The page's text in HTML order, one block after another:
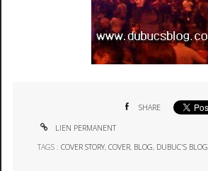
SHARE
LIEN PERMANENT
TAGS :COVER STORY,COVER, BLOG, DUBUC'S BLOG